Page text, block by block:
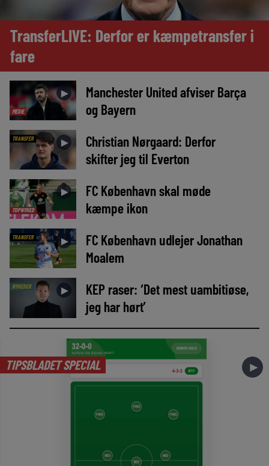
TransferLIVE: Derfor er kæmpetransfer i
fare
MEDIE
►
Manchester United afviser Barça
og Bayern
TRANSFER ►
Christian Nørgaard: Derfor
skifter jeg til Everton
TOPNYHED
►
FC København skal møde
kæmpe ikon
TRANSFER ►
FC København udlejer Jonathan
Moalem
NYHEDER ►
KEP raser: ‘Det mest uambitiøse,
jeg har hørt’
TIPSBLADET SPECIAL ►